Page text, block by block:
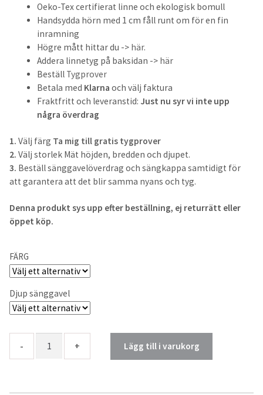
Överkast
För de små
Kuddfodral
Outlet
Kuddfodral
Sofföverdrag linne
Bordslinne
Linneservetter
Bordslöpare
Oeko-Tex certifierat linne och ekologisk bomull
Handsydda hörn med 1 cm fåll runt om för en fin
inramning
Högre mått hittar du -> här.
Addera linnetyg på baksidan -> här
Beställ Tygprover
Betala med Klarna och välj faktura
Fraktfritt och leveranstid: Just nu syr vi inte upp
några överdrag
1. Välj färg Ta mig till gratis tygprover
2. Välj storlek Mät höjden, bredden och djupet.
3. Beställ sänggavelöverdrag och sängkappa samtidigt för
att garantera att det blir samma nyans och tyg.
Denna produkt sys upp efter beställning, ej returrätt eller
öppet köp.
FÄRG
Djup sänggavel
Lägg till i varukorg